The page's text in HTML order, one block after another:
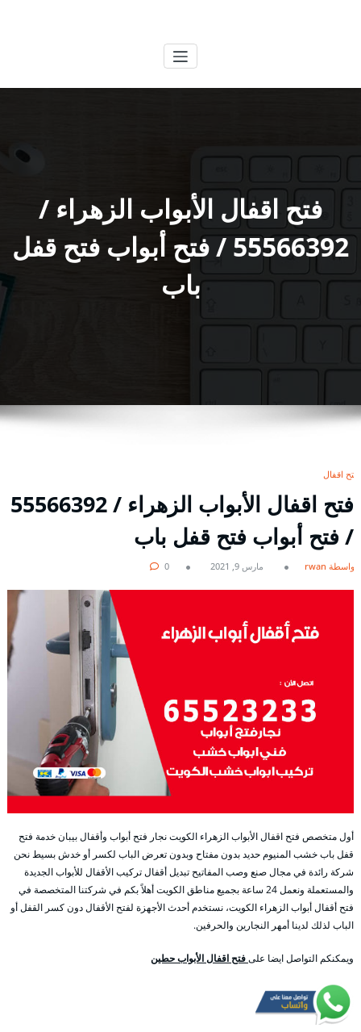
فتح اقفال الأبواب الزهراء /
55566392 / فتح أبواب فتح قفل
باب
فتح اقفال
فتح اقفال الأبواب الزهراء / 55566392
/ فتح أبواب فتح قفل باب
بواسطة rwan مارس 9, 2021 0
أول متخصص فتح اقفال الأبواب الزهراء الكويت نجار فتح أبواب وأقفال بيبان خدمة فتح
قفل باب خشب المنيوم حديد بدون مفتاح وبدون تعرض الباب لكسر أو خدش بسيط نحن
شركة رائدة في مجال صنع وصب المفاتيح تبديل أقفال تركيب الأقفال للأبواب الجديدة
والمستعملة ونعمل 24 ساعة بجميع مناطق الكويت أهلاً بكم في شركتنا المتخصصة في
فتح أقفال أبواب الزهراء الكويت، نستخدم أحدث الأجهزة لفتح الأقفال دون كسر القفل أو
الباب لذلك لدينا أمهر النجارين والحرفين.
ويمكنكم التواصل ايضا علىفتح اقفال الأبواب حطين